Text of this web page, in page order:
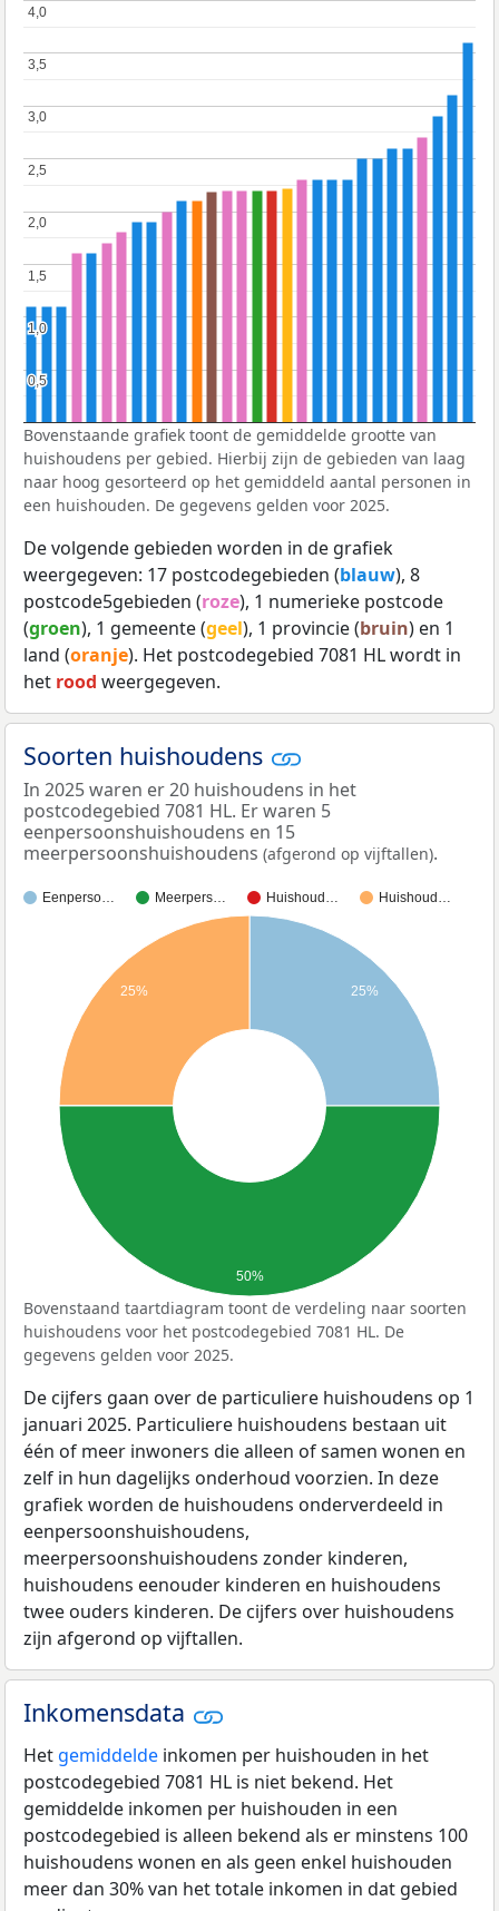
0,5
0,5
1,0
1,0
1,5
1,5
2,0
2,0
2,5
2,5
3,0
3,0
3,5
3,5
4,0
4,0
Bovenstaande grafiek toont de gemiddelde grootte van
huishoudens per gebied. Hierbij zijn de gebieden van laag
naar hoog gesorteerd op het gemiddeld aantal personen in
een huishouden. De gegevens gelden voor 2025.
De volgende gebieden worden in de grafiek
weergegeven: 17 postcodegebieden (blauw), 8
postcode5gebieden (roze), 1 numerieke postcode
(groen), 1 gemeente (geel), 1 provincie (bruin) en 1
land (oranje). Het postcodegebied 7081 HL wordt in
het rood weergegeven.
Soorten huishoudens
In 2025 waren er 20 huishoudens in het
postcodegebied 7081 HL. Er waren 5
eenpersoonshuishoudens en 15
meerpersoonshuishoudens (afgerond op vijftallen).
Eenperso… Meerpers… Huishoud… Huishoud…
25%
25%
50%
Bovenstaand taartdiagram toont de verdeling naar soorten
huishoudens voor het postcodegebied 7081 HL. De
gegevens gelden voor 2025.
De cijfers gaan over de particuliere huishoudens op 1
januari 2025. Particuliere huishoudens bestaan uit
één of meer inwoners die alleen of samen wonen en
zelf in hun dagelijks onderhoud voorzien. In deze
grafiek worden de huishoudens onderverdeeld in
eenpersoonshuishoudens,
meerpersoonshuishoudens zonder kinderen,
huishoudens eenouder kinderen en huishoudens
twee ouders kinderen. De cijfers over huishoudens
zijn afgerond op vijftallen.
Inkomensdata
Het gemiddelde inkomen per huishouden in het
postcodegebied 7081 HL is niet bekend. Het
gemiddelde inkomen per huishouden in een
postcodegebied is alleen bekend als er minstens 100
huishoudens wonen en als geen enkel huishouden
meer dan 30% van het totale inkomen in dat gebied